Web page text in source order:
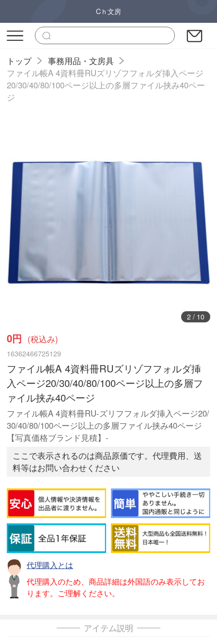
Cｈ文房
トップ
事務用品・文房具
ファイル帳A 4資料冊RUズリゾフフォルダ挿入ページ
20/30/40/80/100ページ以上の多層ファイル挟み40ペー
ジ
3/ 10
0円 (税込み)
16362466725129
ファイル帳A 4資料冊RUズリゾフフォルダ挿
入ページ20/30/40/80/100ページ以上の多層フ
ァイル挟み40ページ
ファイル帳A 4資料冊RU-ズリフフォルダ挿入ページ20/
30/40/80/100ページ以上の多層ファイル挟み40ページ
【写真価格ブランド見積】-
ここで表示されるのは商品原価です。代理費用、送
料等はお問い合わせください
代理購入とは
代理購入のため、商品詳細は外国語のみ表示してお
ります。ご理解ください。
アイテム説明